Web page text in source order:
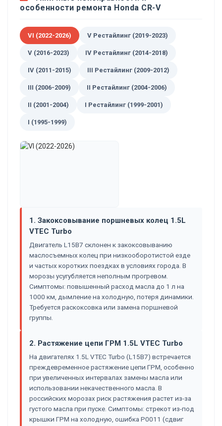
особенности ремонта Honda CR-V
VI (2022-2026) V Рестайлинг (2019-2023)
V (2016-2023) IV Рестайлинг (2014-2018)
IV (2011-2015) III Рестайлинг (2009-2012)
III (2006-2009) II Рестайлинг (2004-2006)
II (2001-2004) I Рестайлинг (1999-2001)
I (1995-1999)
1. Закоксовывание поршневых колец 1.5L
VTEC Turbo
Двигатель L15B7 склонен к закоксовыванию
маслосъемных колец при низкооборотистой езде
и частых коротких поездках в условиях города. В
морозы усугубляется неполным прогревом.
Симптомы: повышенный расход масла до 1 л на
1000 км, дымление на холодную, потеря динамики.
Требуется раскоксовка или замена поршневой
группы.
2. Растяжение цепи ГРМ 1.5L VTEC Turbo
На двигателях 1.5L VTEC Turbo (L15B7) встречается
преждевременное растяжение цепи ГРМ, особенно
при увеличенных интервалах замены масла или
использовании некачественного масла. В
российских морозах риск растяжения растет из-за
густого масла при пуске. Симптомы: стрекот из-под
крышки ГРМ на холодную, ошибка P0011 (сдвиг